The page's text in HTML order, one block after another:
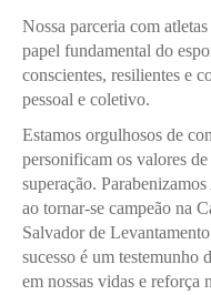
Nossa parceria com
papel fundamental do
conscientes, resilientes e
pessoal e coletivo.
Estamos orgulhosos de
personificam os valores
superação.
ao tornar-se campeão na
Salvador de
sucesso é um testemunho
em nossas vidas e reforça